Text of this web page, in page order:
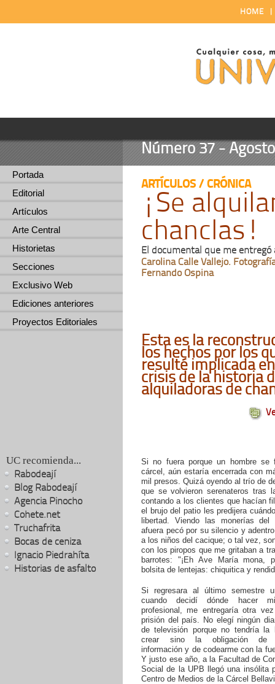
HOME
Número 37 - Agosto
Portada
Editorial
Artículos
Arte Central
Historietas
Secciones
Exclusivo Web
Ediciones anteriores
Proyectos Editoriales
UC recomienda...
Rabodeají
Blog Rabodeají
Agencia Pinocho
Cohete.net
Truchafrita
Bocas de ceniza
Ignacio Piedrahíta
Historias de asfalto
ARTÍCULOS / CRÓNICA
¡Se
chanclas!
El documental que me entregó
Carolina Calle Vallejo.
Fernando Ospina
Esta es la
los hechos por los
resulté implicada
crisis de la historia
alquiladoras de
Si no fuera porque un hombre se
cárcel, aún estaría encerrada con
mil presos. Quizá oyendo al trío de
que se volvieron serenateros tras
contando a los clientes que hacían
el brujo del patio les predijera
libertad. Viendo las monerías del
afuera pecó por su silencio y
a los niños del cacique; o tal vez,
con los piropos que me gritaban a
barrotes: "¡Eh Ave María mona,
bolsita de lentejas: chiquitica y
Si regresara al último semestre
cuando decidí dónde hacer
profesional, me entregaría otra
prisión del país. No elegí ningún
de televisión porque no tendría la
crear sino la obligación de
información y de codearme con la
Y justo ese año, a la Facultad de
Social de la UPB llegó una insólita
Centro de Medios de la Cárcel